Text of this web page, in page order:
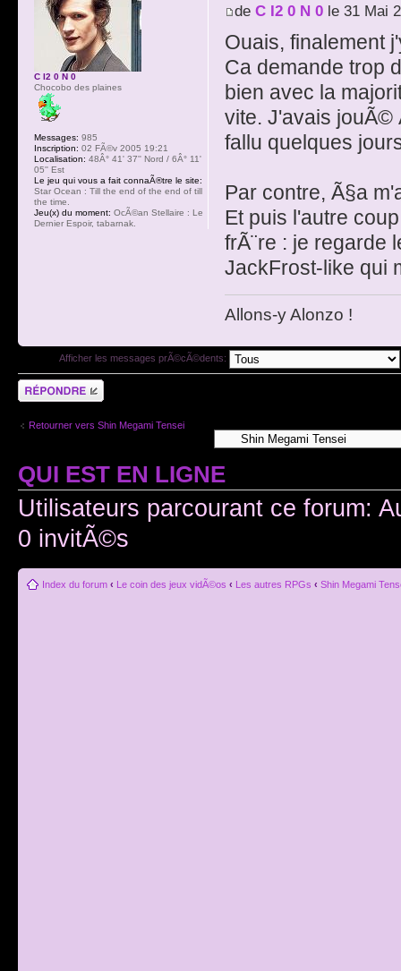
de C I2 0 N 0le 31 Mai
Ouais, finalement
Ca demande trop
bien avec la
vite. J'avais jouÃ©
fallu quelques
Par contre, Ã§a
Et puis l'autre
frÃ¨re : je regarde
JackFrost-like qui
Allons-y Alonzo !
C I2 0 N 0
Chocobo des plaines
Messages: 985
Inscription: 02 FÃ©v 2005 19:21
Localisation: 48Â° 41' 37'' Nord / 6Â° 11'
05'' Est
Le jeu qui vous a fait connaÃ®tre le site:
Star Ocean : Till the end of the end of till
the time.
Jeu(x) du moment: OcÃ©an Stellaire : Le
Dernier Espoir, tabarnak.
Afficher les messages prÃ©cÃ©dents:
RÃ©pondre
Retourner vers Shin Megami Tensei
QUI EST EN LIGNE
Utilisateurs parcourant ce forum:
0 invitÃ©s
Index du forum ‹ Le coin des jeux vidÃ©os ‹ Les autres RPGs ‹ Shin Megami